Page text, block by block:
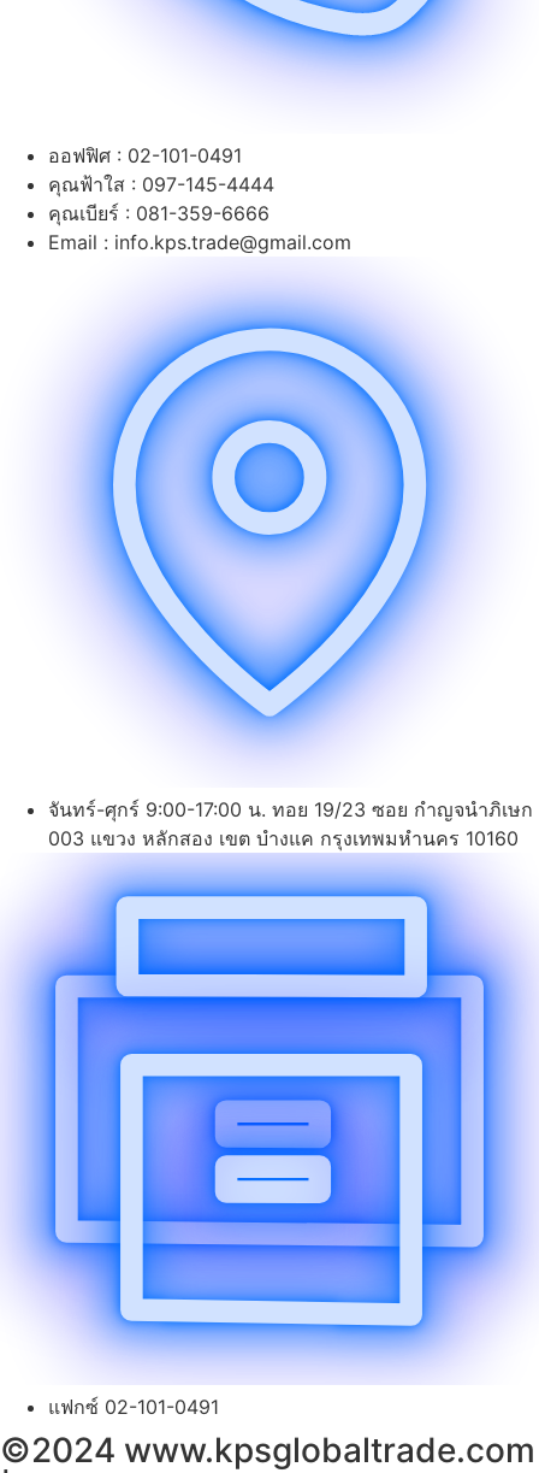
ออฟฟิศ : 02-101-0491
คุณฟ้าใส : 097-145-4444
คุณเบียร์ : 081-359-6666
Email : info.kps.trade@gmail.com
จันทร์-ศุกร์ 9:00-17:00 น. ทอย 19/23 ซอย กำญจนำภิเษก
003 แขวง หลักสอง เขต บำงแค กรุงเทพมหำนคร 10160
แฟกซ์ 02-101-0491
©2024 www.kpsglobaltrade.com